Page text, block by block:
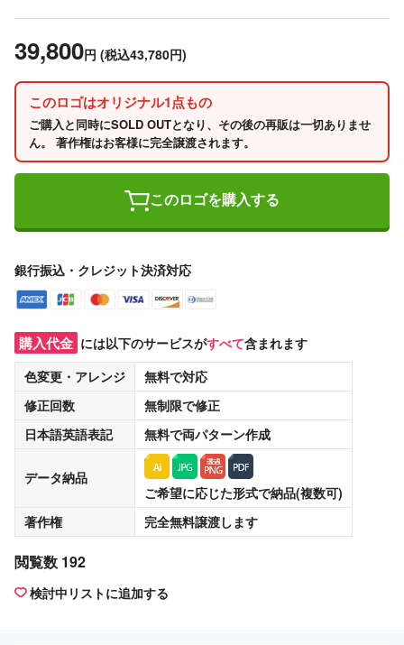
39,800円 (税込43,780円)
このロゴはオリジナル1点もの
ご購入と同時にSOLD OUTとなり、その後の再販は一切ありませ
ん。 著作権はお客様に完全譲渡されます。
このロゴを購入する
銀行振込・クレジット決済対応
購入代金 には以下のサービスがすべて含まれます
色変更・アレンジ
無料で対応
修正回数
無制限で修正
日本語英語表記
無料で両パターン作成
データ納品
ご希望に応じた形式で納品(複数可)
著作権
完全無料譲渡します
閲覧数 192
検討中リストに追加する